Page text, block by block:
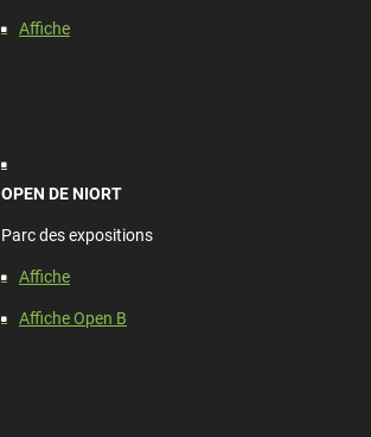
Affiche
OPEN DE NIORT
Parc des expositions
Affiche
Affiche Open B